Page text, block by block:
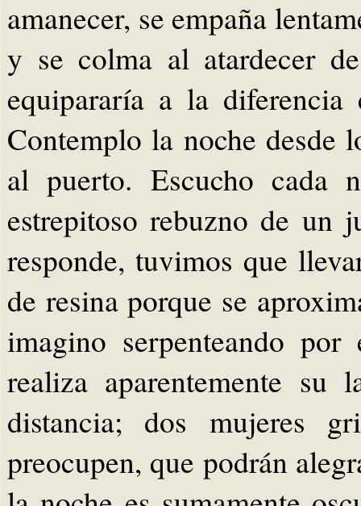
amanecer, se empaña
y se colma al atardecer
equipararía a la
Contemplo la noche desde
al puerto. Escucho cada
estrepitoso rebuzno de un
responde, tuvimos que
de resina porque se
imagino serpenteando
realiza aparentemente
distancia; dos mujeres
preocupen, que podrán